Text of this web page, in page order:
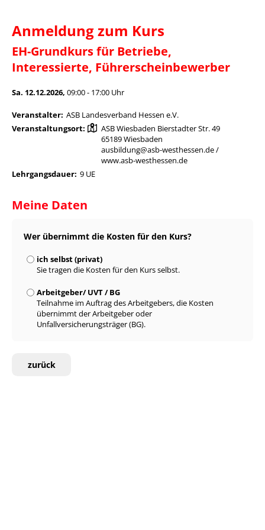
Anmeldung zum Kurs
EH-Grundkurs für Betriebe,
Interessierte, Führerscheinbewerber
Sa. 12.12.2026, 09:00 - 17:00 Uhr
Veranstalter: ASB Landesverband Hessen e.V.
Veranstaltungsort:
ASB Wiesbaden Bierstadter Str. 49
65189 Wiesbaden
ausbildung@asb-westhessen.de /
www.asb-westhessen.de
Lehrgangsdauer: 9 UE
Meine Daten
Wer übernimmt die Kosten für den Kurs?
ich selbst (privat)
Sie tragen die Kosten für den Kurs selbst.
Arbeitgeber/ UVT / BG
Teilnahme im Auftrag des Arbeitgebers, die Kosten
übernimmt der Arbeitgeber oder
Unfallversicherungsträger (BG).
zurück